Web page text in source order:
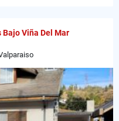
Viña Del Mar